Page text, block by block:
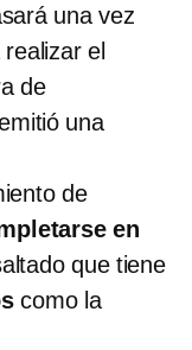
una vez
el
de
una
de
en
que tiene
como la